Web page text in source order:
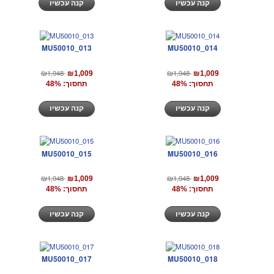
MU50010_013
₪1,948 ₪1,009
תחסוך: 48%
MU50010_014
₪1,948 ₪1,009
תחסוך: 48%
MU50010_015
₪1,948 ₪1,009
תחסוך: 48%
MU50010_016
₪1,948 ₪1,009
תחסוך: 48%
MU50010_017 MU50010_018